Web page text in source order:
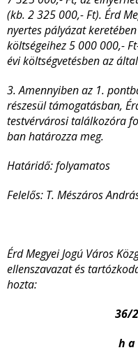
(kb. 2 325 000,- Ft). Érd
nyertes pályázat
költségeihez 5 000 000,-
évi költségvetésben az
3. Amennyiben az 1.
részesül támogatásban,
testvérvárosi találkozóra
ban határozza meg.
Határidő: folyamatos
Felelős: T. Mészáros
Érd Megyei Jogú Város
ellenszavazat és
hozta:
36/
h a